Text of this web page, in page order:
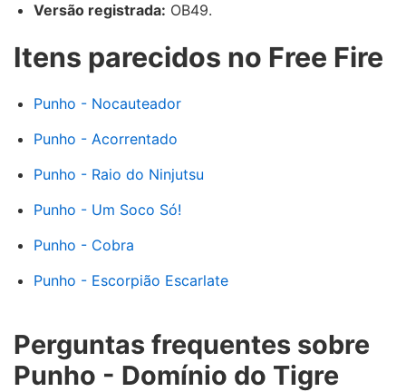
Versão registrada: OB49.
Itens parecidos no Free Fire
Punho - Nocauteador
Punho - Acorrentado
Punho - Raio do Ninjutsu
Punho - Um Soco Só!
Punho - Cobra
Punho - Escorpião Escarlate
Perguntas frequentes sobre
Punho - Domínio do Tigre